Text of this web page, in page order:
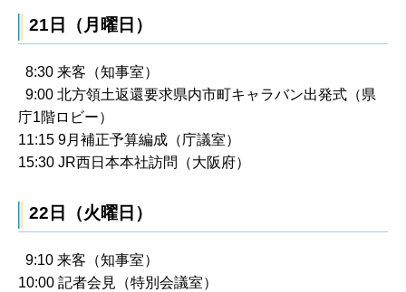
21日（月曜日）
8:30 来客（知事室）
9:00 北方領土返還要求県内市町キャラバン出発式（県
庁1階ロビー）
11:15 9月補正予算編成（庁議室）
15:30 JR西日本本社訪問（大阪府）
22日（火曜日）
9:10 来客（知事室）
10:00 記者会見（特別会議室）